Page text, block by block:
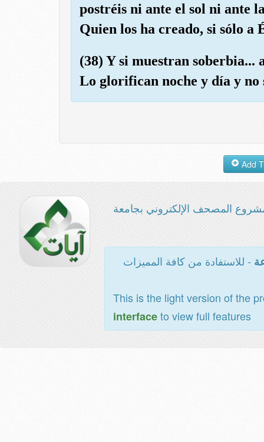
postréis ni ante el sol ni ante
Quien los ha creado, si sólo a
(38) Y si muestran soberbia...
Lo glorifican noche y día y no
المصحف الإلكتروني بجامعة
- للاستفادة من كافة المميزات
This is the light version of the
interfaceto view full features